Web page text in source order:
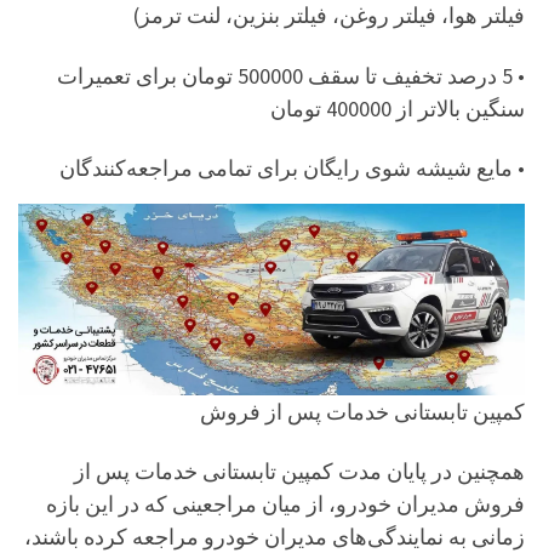
فیلتر هوا، فیلتر روغن، فیلتر بنزین، لنت ترمز)
• 5 درصد تخفیف تا سقف 500000 تومان برای تعمیرات
سنگین بالاتر از 400000 تومان
• مایع شیشه شوی رایگان برای تمامی مراجعه‌کنندگان
کمپین تابستانی خدمات پس از فروش
همچنین در پایان مدت کمپین تابستانی خدمات پس از
فروش مدیران خودرو، از میان مراجعینی که در این بازه
زمانی به نمایندگی‌های مدیران خودرو مراجعه کرده باشند،